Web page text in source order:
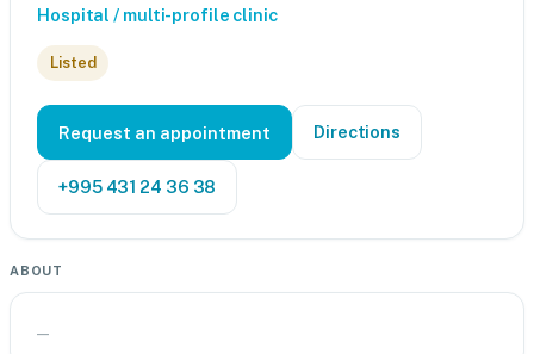
Hospital / multi-profile clinic
Listed
Request an appointment Directions
+995 431 24 36 38
ABOUT
—